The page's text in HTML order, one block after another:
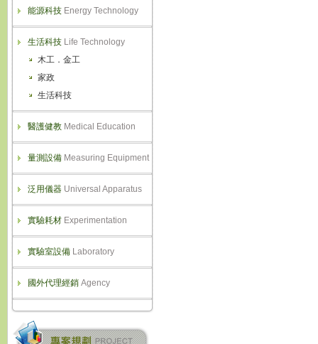
能源科技 Energy Technology
生活科技 Life Technology
木工．金工
家政
生活科技
醫護健教 Medical Education
量測設備 Measuring Equipment
泛用儀器 Universal Apparatus
實驗耗材 Experimentation
實驗室設備 Laboratory
國外代理經銷 Agency